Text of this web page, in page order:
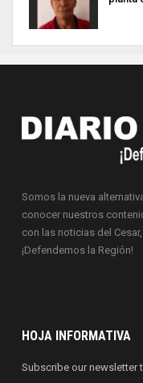
Somos la nueva
conocer nuestros
con las noticias del
¡Defendemos la Región!
HOJA INFORMATIVA
Subscribe our newsletter